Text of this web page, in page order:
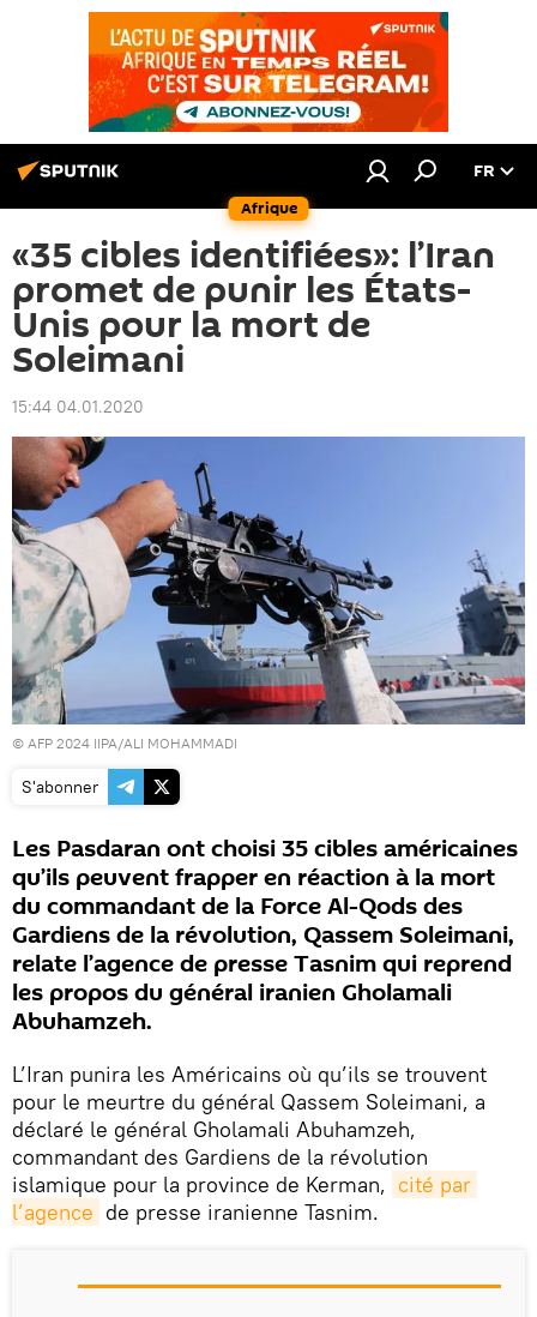
Afrique
FR
«35 cibles identifiées»: l’Iran
promet de punir les États-
Unis pour la mort de
Soleimani
15:44 04.01.2020
© AFP 2024 IIPA/ALI MOHAMMADI
S'abonner
Les Pasdaran ont choisi 35 cibles américaines
qu’ils peuvent frapper en réaction à la mort
du commandant de la Force Al-Qods des
Gardiens de la révolution, Qassem Soleimani,
relate l’agence de presse Tasnim qui reprend
les propos du général iranien Gholamali
Abuhamzeh.
L’Iran punira les Américains où qu’ils se trouvent
pour le meurtre du général Qassem Soleimani, a
déclaré le général Gholamali Abuhamzeh,
commandant des Gardiens de la révolution
islamique pour la province de Kerman, cité par
l’agence de presse iranienne Tasnim.